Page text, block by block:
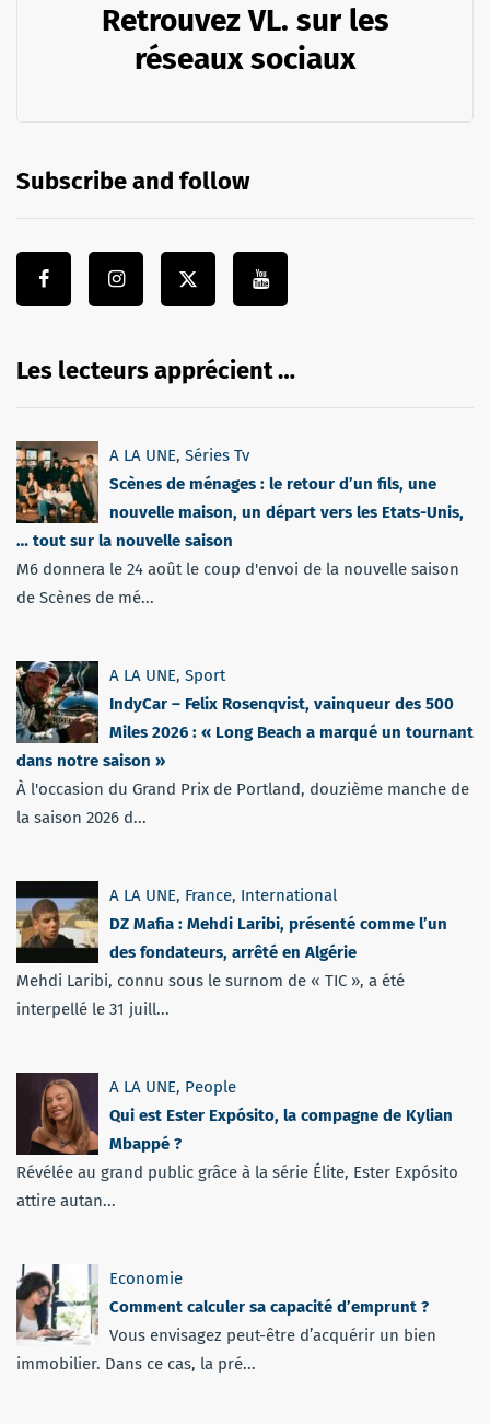
Retrouvez VL. sur les
réseaux sociaux
Subscribe and follow
Les lecteurs apprécient …
A LA UNE, Séries Tv
Scènes de ménages : le retour d’un fils, une
nouvelle maison, un départ vers les Etats-Unis,
… tout sur la nouvelle saison
M6 donnera le 24 août le coup d'envoi de la nouvelle saison
de Scènes de mé...
A LA UNE, Sport
IndyCar – Felix Rosenqvist, vainqueur des 500
Miles 2026 : « Long Beach a marqué un tournant
dans notre saison »
À l'occasion du Grand Prix de Portland, douzième manche de
la saison 2026 d...
A LA UNE, France, International
DZ Mafia : Mehdi Laribi, présenté comme l’un
des fondateurs, arrêté en Algérie
Mehdi Laribi, connu sous le surnom de « TIC », a été
interpellé le 31 juill...
A LA UNE, People
Qui est Ester Expósito, la compagne de Kylian
Mbappé ?
Révélée au grand public grâce à la série Élite, Ester Expósito
attire autan...
Economie
Comment calculer sa capacité d’emprunt ?
Vous envisagez peut-être d’acquérir un bien
immobilier. Dans ce cas, la pré...